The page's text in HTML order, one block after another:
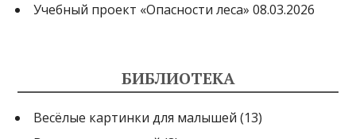
Учебный проект «Опасности леса» 08.03.2026
БИБЛИОТЕКА
Весёлые картинки для малышей (13)